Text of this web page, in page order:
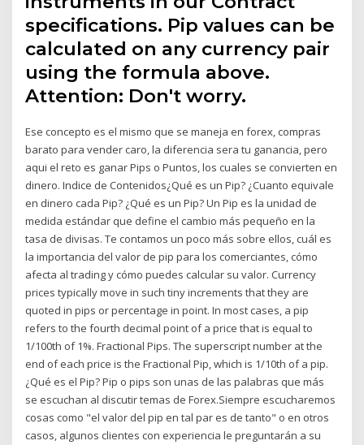
specifications. Pip values can be
calculated on any currency pair
using the formula above.
Attention: Don't worry.
Ese concepto es el mismo que se maneja en forex, compras
barato para vender caro, la diferencia sera tu ganancia, pero
aqui el reto es ganar Pips o Puntos, los cuales se convierten en
dinero. Indice de Contenidos¿Qué es un Pip? ¿Cuanto equivale
en dinero cada Pip? ¿Qué es un Pip? Un Pip es la unidad de
medida estándar que define el cambio más pequeño en la
tasa de divisas. Te contamos un poco más sobre ellos, cuál es
la importancia del valor de pip para los comerciantes, cómo
afecta al trading y cómo puedes calcular su valor. Currency
prices typically move in such tiny increments that they are
quoted in pips or percentage in point. In most cases, a pip
refers to the fourth decimal point of a price that is equal to
1/100th of 1%. Fractional Pips. The superscript number at the
end of each price is the Fractional Pip, which is 1/10th of a pip.
¿Qué es el Pip? Pip o pips son unas de las palabras que más
se escuchan al discutir temas de Forex.Siempre escucharemos
cosas como "el valor del pip en tal par es de tanto" o en otros
casos, algunos clientes con experiencia le preguntarán a su